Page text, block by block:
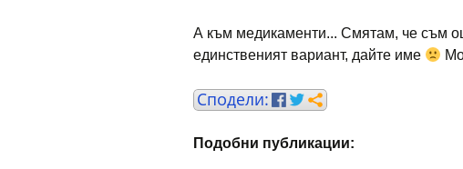
А към медикаменти... Смятам, че съм
единственият вариант, дайте име
Подобни публикации: